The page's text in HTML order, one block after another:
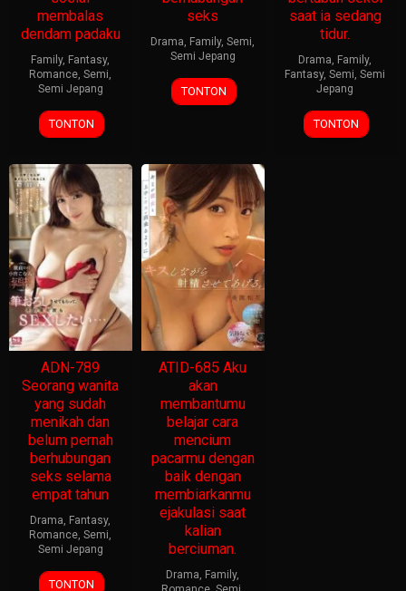
membalas
dendam padaku
Family, Fantasy,
Romance,Semi,
Semi Jepang
TONTON
seks
Drama, Family,Semi,
Semi Jepang
TONTON
saat ia sedang
tidur.
Drama, Family,
Fantasy,Semi,Semi
Jepang
TONTON
ADN-789
Seorang wanita
yang sudah
menikah dan
belum pernah
berhubungan
seks selama
empat tahun
Drama, Fantasy,
Romance,Semi,
Semi Jepang
TONTON
ATID-685 Aku
akan
membantumu
belajar cara
mencium
pacarmu dengan
baik dengan
membiarkanmu
ejakulasi saat
kalian
berciuman.
Drama, Family,